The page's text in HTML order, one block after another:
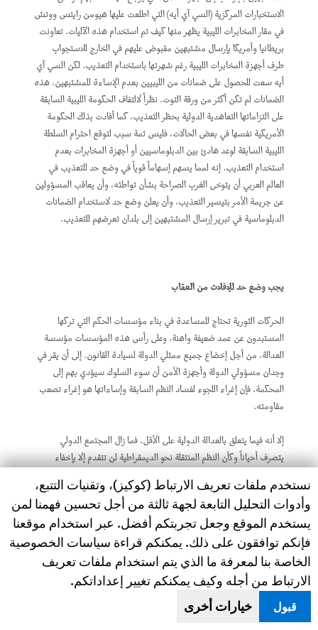
الاستخبارات المركزية (السي آي أيه) التي اطلعت عليها هيومن رايتس ووتش
في مقار المخابرات الليبية يظهر منها كيف تم استخدام هذه الآليات. تعاونت
بريطانيا وأمريكا بإرسال مشتبهين مقبوض عليهم في الخارج للاستجواب
طرف أجهزة المخابرات الليبية رغم شهرتها باستخدام التعذيب. لكن السي آي
أيه سعت للحصول على ضمانات من الليبيين بعدم الإساءة للمشتبهين. هذه
الضمانات لم تكن أكثر من ورقة التوت. نظراً لالتفاف الحكومة الليبية السابقة
على التزاماتها التعاهدية الدولية بحظر التعذيب، كما أفادت بذلك الحكومة
الأمريكية نفسها في بعض الحالات، فليس ثمة سبب لتوقع احترام السلطة
الليبية السابقة لوعد هادئ بين الدبلوماسيين أو أجهزة المخابرات بعدم
استخدام التعذيب. إنه لمما يسهم إسهاماً قوياً في وضع حد للتعذيب في
العالم العربي أن يتوخى الغرب الصراحة بشأن تواطئه، وأن يعاقب المسؤولين
عن جريمة الأمر بتيسير التعذيب، وأن يعلن وضع حد لاستخدام الضمانات
الدبلوماسية في تبرير إرسال المشتبهين إلى بلدان تعرضهم للتعذيب.
يجب وضع حد للإفلات من العقاب
الحركات الثورية تحتاج للمساعدة في بناء مؤسسات الحكم التي تركها
المستبدون عن عمد ضعيفة واهنة، وعلى رأس هذه المؤسسات مؤسسة
العدالة، من أجل إخضاع جميع ممثلي الدولة لسيادة القانون. إلى أن يقر في
وجدان مسؤولي الدولة وأجهزة الأمن أن سوء السلوك سيؤدي بهم إلى
المحكمة، فإن إغراء اللجوء لفساد النظم السابقة وإساءاتها هو إغراء تصعب
مقاومته.
إلا أنه فيما يتعلق بالعدالة الدولية على الأقل، فما زال المجتمع الدولي
يتصرف أحياناً وكأن النظم المنتقلة نحو الديمقراطية لن تتقدم إلا بإخفاء
انتهاكات الماضي تحت البساط. كما ظهر من الثورات العربية، فإن سابقة
الغفلات من العقاب لا يسهل نسيانها، وتزيد من احتمال استمرار العادات
السيئة. الملاحقات القضائية لا تعرقل التغير الديمقراطي كما يتخيل البعض
أحياناً.
عندما أصدرت المحكمة الجنائية الدولية مذكرات القبض على القذافي ونجله
سيف الإسلام ورئيس مخابراته عبد الله السنوسي، قال البعض بأن هذا
العمل العدلي يثبط من عزم القذافي على التنازل عن السلطة. لكن مثله مثل
أغلب الطغاة، كان القذافي واضحاً حتى قبل ظهور مذكرات المحكمة، من أنه
Human Rights Watch cookie preferences
نستخدم ملفات تعريف الارتباط (كوكيز)، وتقنيات التتبع،
وأدوات التحليل التابعة لجهة ثالثة من أجل تحسين فهمنا لمن
يستخدم الموقع وجعل تجربتكم أفضل. عبر استخدام موقعنا
فإنكم توافقون على ذلك. يمكنكم قراءة سياسات الخصوصية
الخاصة بنا لمعرفة ما الذي يتم استخدام ملفات تعريف
الارتباط من أجله وكيف يمكنكم تغيير إعداداتكم.
قبول خيارات أخرى